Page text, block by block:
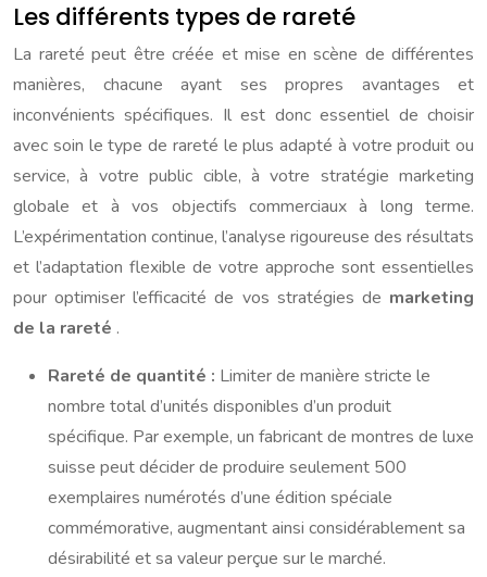
Les différents types de rareté
La rareté peut être créée et mise en scène de différentes
manières, chacune ayant ses propres avantages et
inconvénients spécifiques. Il est donc essentiel de choisir
avec soin le type de rareté le plus adapté à votre produit ou
service, à votre public cible, à votre stratégie marketing
globale et à vos objectifs commerciaux à long terme.
L’expérimentation continue, l’analyse rigoureuse des résultats
et l’adaptation flexible de votre approche sont essentielles
pour optimiser l’efficacité de vos stratégies de marketing
de la rareté .
Rareté de quantité : Limiter de manière stricte le
nombre total d’unités disponibles d’un produit
spécifique. Par exemple, un fabricant de montres de luxe
suisse peut décider de produire seulement 500
exemplaires numérotés d’une édition spéciale
commémorative, augmentant ainsi considérablement sa
désirabilité et sa valeur perçue sur le marché.